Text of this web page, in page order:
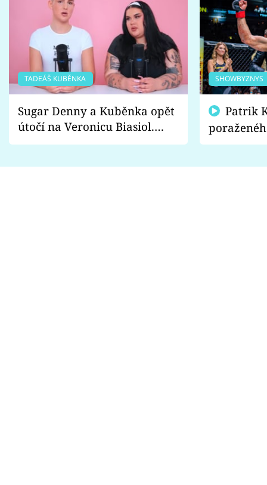
TADEÁŠ KUBĚNKA
Sugar Denny a Kuběnka opět
útočí na Veronicu Biasiol.
Proč je podle nich falešná a
SHOWBYZNYS
fanoušci